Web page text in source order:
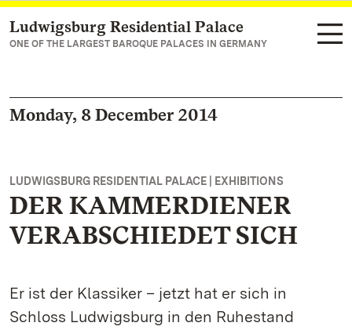
Navigate to main page
Ludwigsburg Residential Palace
ONE OF THE LARGEST BAROQUE PALACES IN GERMANY
Monday, 8 December 2014
LUDWIGSBURG RESIDENTIAL PALACE | EXHIBITIONS
DER KAMMERDIENER
VERABSCHIEDET SICH
Er ist der Klassiker – jetzt hat er sich in
Schloss Ludwigsburg in den Ruhestand